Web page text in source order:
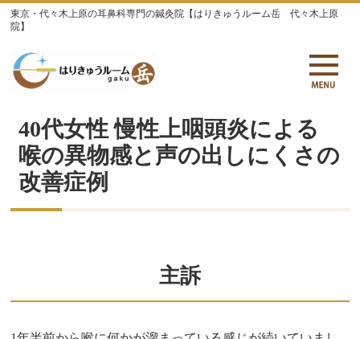
東京・代々木上原の耳鼻科専門の鍼灸院【はりきゅうルーム岳 代々木上原
院】
40代女性 慢性上咽頭炎による
喉の異物感と声の出しにくさの
改善症例
主訴